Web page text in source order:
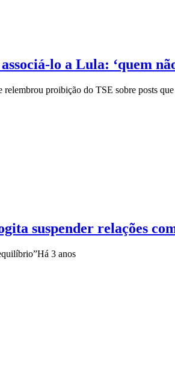
lo a Lula: ‘quem
proibição do TSE sobre posts
suspender relações
Há 3 anos